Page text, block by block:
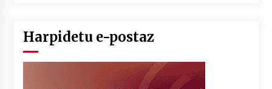
Harpidetu e-postaz